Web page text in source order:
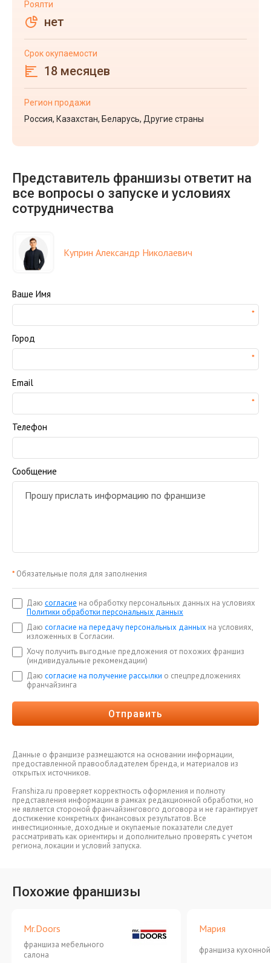
Роялти
нет
Срок окупаемости
18 месяцев
Регион продажи
Россия, Казахстан, Беларусь, Другие страны
Представитель франшизы ответит на
все вопросы о запуске и условиях
сотрудничества
Куприн Александр Николаевич
Ваше Имя
Город
Email
Телефон
Сообщение
* Обязательные поля для заполнения
Даю согласие на обработку персональных данных на условиях
Политики обработки персональных данных
Даю согласие на передачу персональных данных на условиях,
изложенных в Согласии.
Хочу получить выгодные предложения от похожих франшиз
(индивидуальные рекомендации)
Даю согласие на получение рассылки о спецпредложениях
франчайзинга
Отправить
Данные о франшизе размещаются на основании информации,
предоставленной правообладателем бренда, и материалов из
открытых источников.
Franshiza.ru проверяет корректность оформления и полноту
представления информации в рамках редакционной обработки, но
не является стороной франчайзингового договора и не гарантирует
достижение конкретных финансовых результатов. Все
инвестиционные, доходные и окупаемые показатели следует
рассматривать как ориентиры и дополнительно проверять с учетом
региона, локации и условий запуска.
Похожие франшизы
Mr.Doors
франшиза мебельного
салона
Мария
франшиза